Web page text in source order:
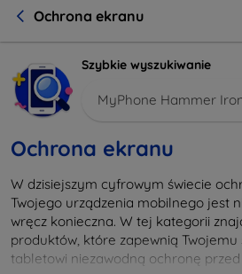
Ochrona ekranu
Szybkie wyszukiwanie
MyPhone Hammer
Ochrona ekranu
W dzisiejszym cyfrowym świecie
Twojego urządzenia mobilnego jest
wręcz konieczna. W tej kategorii
produktów, które zapewnią
tabletowi niezawodną ochronę przed